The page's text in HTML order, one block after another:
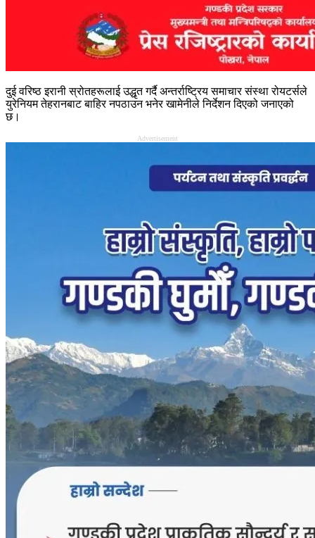
दुई वरिष्ठ इरानी स्रोतहरूलाई उद्धृत गर्दै अन्तर्राष्ट्रिय समाचार संस्था रोयटर्सले
युरेनियम तेहरानबाट बाहिर नपठाउन भनेर खामेनीले निर्देशन दिएको जनाएको
छ।
Advertisement